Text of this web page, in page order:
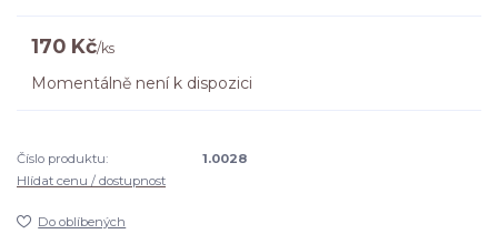
170 Kč/ks
Momentálně není k dispozici
Číslo produktu:
1.0028
Hlídat cenu / dostupnost
Do oblíbených